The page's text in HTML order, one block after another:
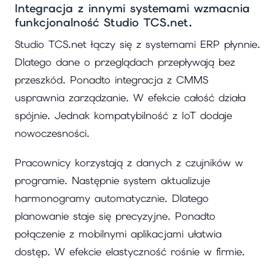
Integracja z innymi systemami wzmacnia
funkcjonalność Studio TCS.net.
Studio TCS.net łączy się z systemami ERP płynnie.
Dlatego dane o przeglądach przepływają bez
przeszkód. Ponadto integracja z CMMS
usprawnia zarządzanie. W efekcie całość działa
spójnie. Jednak kompatybilność z IoT dodaje
nowoczesności.
Pracownicy korzystają z danych z czujników w
programie. Następnie system aktualizuje
harmonogramy automatycznie. Dlatego
planowanie staje się precyzyjne. Ponadto
połączenie z mobilnymi aplikacjami ułatwia
dostęp. W efekcie elastyczność rośnie w firmie.